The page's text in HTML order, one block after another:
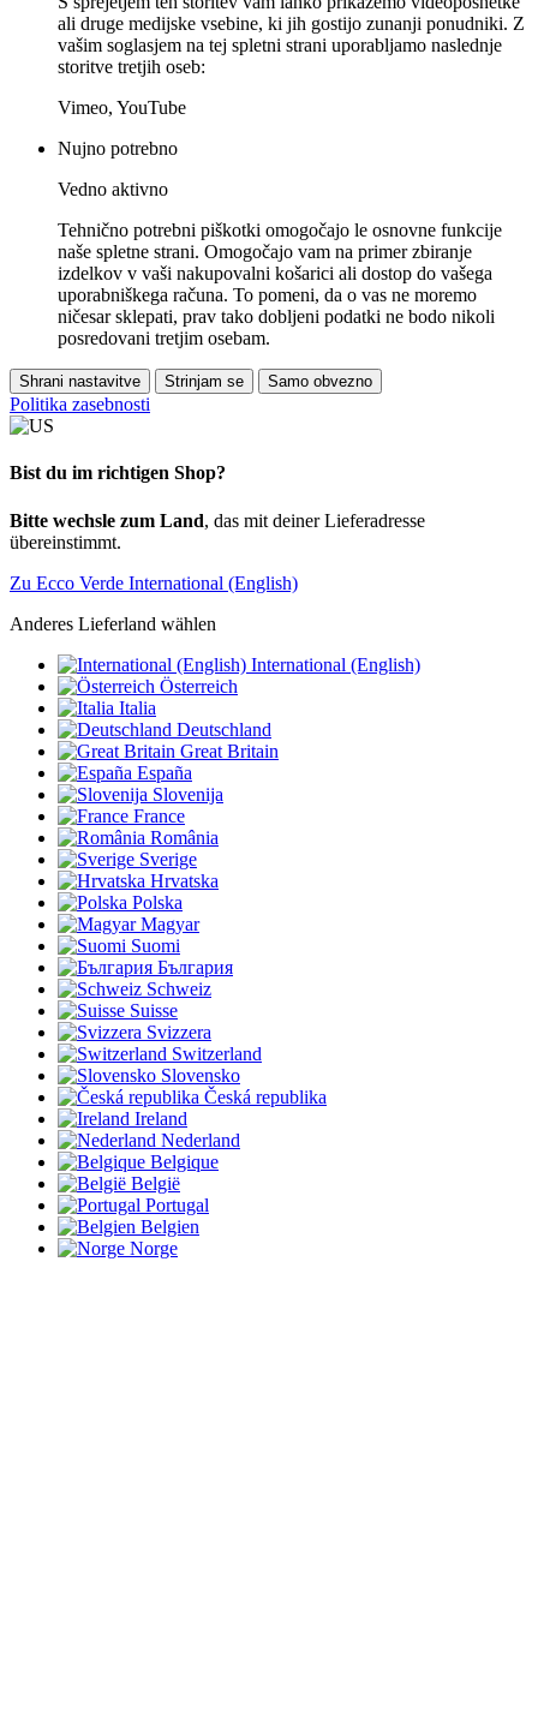
ali druge medijske vsebine, ki jih gostijo zunanji ponudniki. Z
vašim soglasjem na tej spletni strani uporabljamo naslednje
storitve tretjih oseb:
Vimeo, YouTube
Nujno potrebno
Vedno aktivno
Tehnično potrebni piškotki omogočajo le osnovne funkcije
naše spletne strani. Omogočajo vam na primer zbiranje
izdelkov v vaši nakupovalni košarici ali dostop do vašega
uporabniškega računa. To pomeni, da o vas ne moremo
ničesar sklepati, prav tako dobljeni podatki ne bodo nikoli
posredovani tretjim osebam.
Shrani nastavitve Strinjam se Samo obvezno
Politika zasebnosti
Bist du im richtigen Shop?
Bitte wechsle zum Land, das mit deiner Lieferadresse
übereinstimmt.
Zu Ecco Verde International (English)
Anderes Lieferland wählen
International (English)
Österreich
Italia
Deutschland
Great Britain
España
Slovenija
France
România
Sverige
Hrvatska
Polska
Magyar
Suomi
България
Schweiz
Suisse
Svizzera
Switzerland
Slovensko
Česká republika
Ireland
Nederland
Belgique
België
Portugal
Belgien
Norge